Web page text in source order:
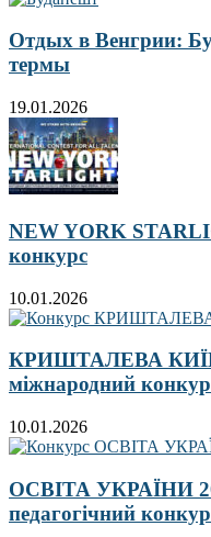
Отдых в Венгрии:
термы
19.01.2026
NEW YORK
конкурс
10.01.2026
КРИШТАЛЕВА
міжнародний
10.01.2026
ОСВІТА УКРАЇНИ
педагогічний